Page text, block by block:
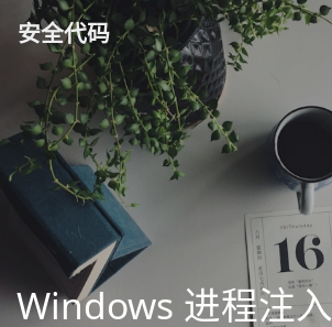
安全代码
Windows 进程注入